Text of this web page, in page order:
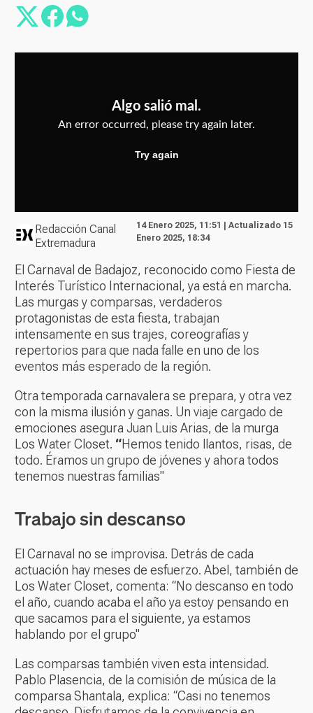
Redacción Canal
Extremadura
14 Enero 2025, 11:51 | Actualizado 15
Enero 2025, 18:34
El Carnaval de Badajoz, reconocido como Fiesta de
Interés Turístico Internacional, ya está en marcha.
Las murgas y comparsas, verdaderos
protagonistas de esta fiesta, trabajan
intensamente en sus trajes, coreografías y
repertorios para que nada falle en uno de los
eventos más esperado de la región.
Otra temporada carnavalera se prepara, y otra vez
con la misma ilusión y ganas. Un viaje cargado de
emociones asegura Juan Luis Arias, de la murga
Los Water Closet. “Hemos tenido llantos, risas, de
todo. Éramos un grupo de jóvenes y ahora todos
tenemos nuestras familias"
Trabajo sin descanso
El Carnaval no se improvisa. Detrás de cada
actuación hay meses de esfuerzo. Abel, también de
Los Water Closet, comenta: “No descanso en todo
el año, cuando acaba el año ya estoy pensando en
que sacamos para el siguiente, ya estamos
hablando por el grupo"
Las comparsas también viven esta intensidad.
Pablo Plasencia, de la comisión de música de la
comparsa Shantala, explica: “Casi no tenemos